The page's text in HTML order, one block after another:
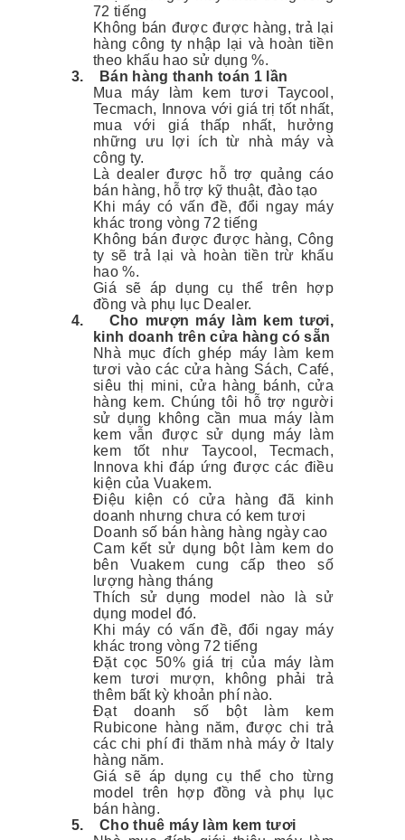
72 tiếng
Không bán được được hàng, trả lại
hàng công ty nhập lại và hoàn tiền
theo khấu hao sử dụng %.
3.
Bán hàng thanh toán 1 lần
Mua máy làm kem tươi Taycool,
Tecmach, Innova với giá trị tốt nhất,
mua với giá thấp nhất, hưởng
những ưu lợi ích từ nhà máy và
công ty.
Là dealer được hỗ trợ quảng cáo
bán hàng, hỗ trợ kỹ thuật, đào tạo
Khi máy có vấn đề, đổi ngay máy
khác trong vòng 72 tiếng
Không bán được được hàng, Công
ty sẽ trả lại và hoàn tiền trừ khấu
hao %.
Giá sẽ áp dụng cụ thể trên hợp
đồng và phụ lục Dealer.
4.
Cho mượn máy làm kem tươi,
kinh doanh trên cửa hàng có sẵn
Nhà mục đích ghép máy làm kem
tươi vào các cửa hàng Sách, Café,
siêu thị mini, cửa hàng bánh, cửa
hàng kem. Chúng tôi hỗ trợ người
sử dụng không cần mua máy làm
kem vẫn được sử dụng máy làm
kem tốt như Taycool, Tecmach,
Innova khi đáp ứng được các điều
kiện của Vuakem.
Điệu kiện có cửa hàng đã kinh
doanh nhưng chưa có kem tươi
Doanh số bán hàng hàng ngày cao
Cam kết sử dụng bột làm kem do
bên Vuakem cung cấp theo số
lượng hàng tháng
Thích sử dụng model nào là sử
dụng model đó.
Khi máy có vấn đề, đổi ngay máy
khác trong vòng 72 tiếng
Đặt cọc 50% giá trị của máy làm
kem tươi mượn, không phải trả
thêm bất kỳ khoản phí nào.
Đạt doanh số bột làm kem
Rubicone hàng năm, được chi trả
các chi phí đi thăm nhà máy ở Italy
hàng năm.
Giá sẽ áp dụng cụ thể cho từng
model trên hợp đồng và phụ lục
bán hàng.
5.
Cho thuê máy làm kem tươi